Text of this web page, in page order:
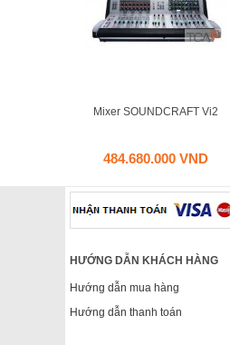
Mixer SOUNDCRAFT Vi2
484.680.000 VND
HƯỚNG DẪN KHÁCH HÀNG
Hướng dẫn mua hàng
Hướng dẫn thanh toán